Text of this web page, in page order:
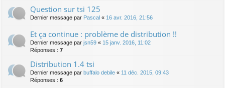
Question sur tsi 125
Dernier message par Pascal « 16 avr. 2016, 21:56
Et ça continue : problème de distribution !!
Dernier message par jsn59 « 15 janv. 2016, 11:02
Réponses : 7
Distribution 1.4 tsi
Dernier message par buffalo debile « 11 déc. 2015, 09:43
Réponses : 6